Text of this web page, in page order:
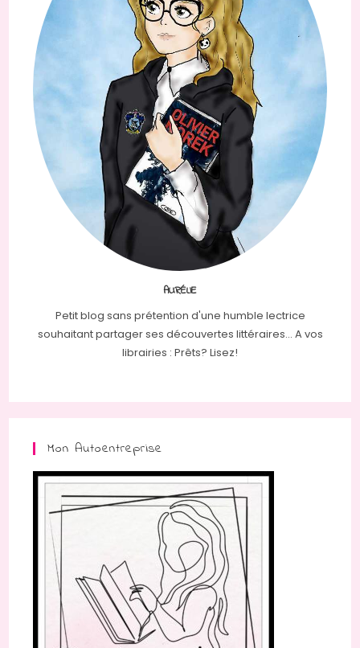
AURÉLIE
Petit blog sans prétention d'une humble lectrice
souhaitant partager ses découvertes littéraires... A vos
librairies : Prêts? Lisez!
Mon Autoentreprise